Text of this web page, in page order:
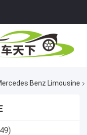
Benz Limousine